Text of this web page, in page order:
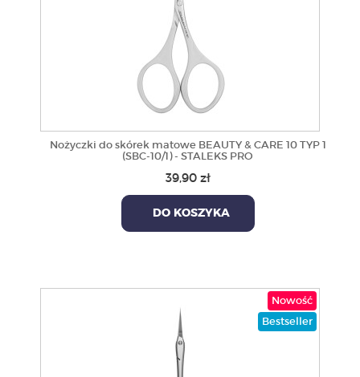
Nożyczki do skórek matowe BEAUTY & CARE 10 TYP 1
(SBC-10/1) - STALEKS PRO
39,90 zł
DO KOSZYKA
Nowość
Bestseller